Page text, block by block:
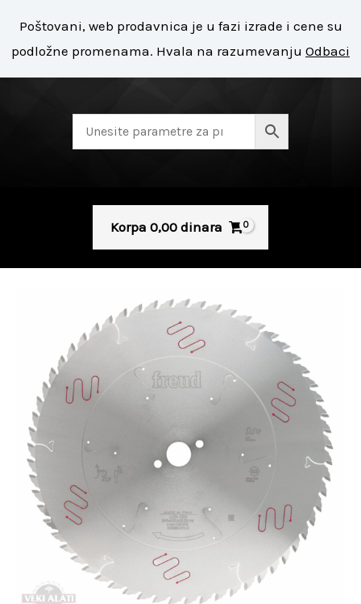
sadržaj
+ 381 11 8127 400
Korpa 0,00 dinara
Poštovani, web prodavnica je u fazi izrade i cene su
podložne promenama. Hvala na razumevanju Odbaci